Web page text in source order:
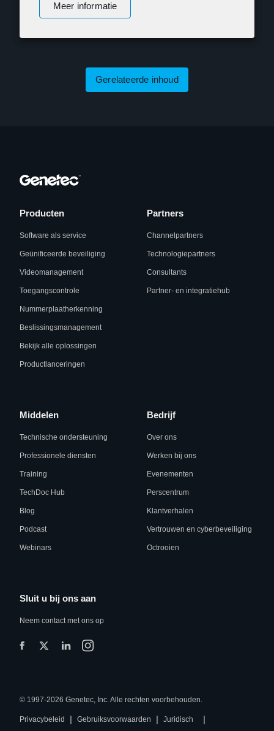
Meer informatie
Gerelateerde inhoud
Producten
Software als service
Geünificeerde beveiliging
Videomanagement
Toegangscontrole
Nummerplaatherkenning
Beslissingsmanagement
Bekijk alle oplossingen
Productlanceringen
Partners
Channelpartners
Technologiepartners
Consultants
Partner- en integratiehub
Middelen
Technische ondersteuning
Professionele diensten
Training
TechDoc Hub
Blog
Podcast
Webinars
Bedrijf
Over ons
Werken bij ons
Evenementen
Perscentrum
Klantverhalen
Vertrouwen en cyberbeveiliging
Octrooien
Sluit u bij ons aan
Neem contact met ons op
© 1997-2026 Genetec, Inc. Alle rechten voorbehouden.
Privacybeleid | Gebruiksvoorwaarden | Juridisch |